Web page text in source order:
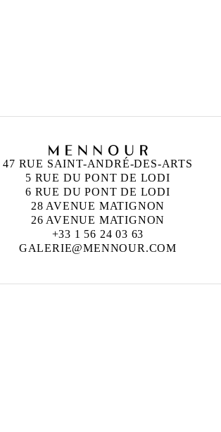
47 RUE SAINT-ANDRÉ-DES-ARTS
5 RUE DU PONT DE LODI
6 RUE DU PONT DE LODI
28 AVENUE MATIGNON
26 AVENUE MATIGNON
+33 1 56 24 03 63
GALERIE@MENNOUR.COM